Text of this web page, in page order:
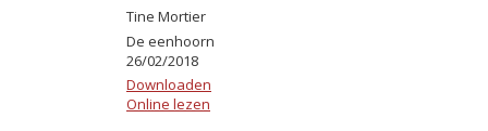
Tine Mortier
De eenhoorn
26/02/2018
Downloaden
Online lezen